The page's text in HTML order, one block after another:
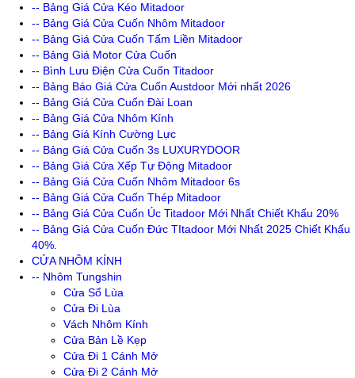
-- Bảng Giá Cửa Kéo Mitadoor
-- Bảng Giá Cửa Cuốn Nhôm Mitadoor
-- Bảng Giá Cửa Cuốn Tấm Liền Mitadoor
-- Bảng Giá Motor Cửa Cuốn
-- Bình Lưu Điện Cửa Cuốn Titadoor
-- Bảng Báo Giá Cửa Cuốn Austdoor Mới nhất 2026
-- Bảng Giá Cửa Cuốn Đài Loan
-- Bảng Giá Cửa Nhôm Kính
-- Bảng Giá Kính Cường Lực
-- Bảng Giá Cửa Cuốn 3s LUXURYDOOR
-- Bảng Giá Cửa Xếp Tự Động Mitadoor
-- Bảng Giá Cửa Cuốn Nhôm Mitadoor 6s
-- Bảng Giá Cửa Cuốn Thép Mitadoor
-- Bảng Giá Cửa Cuốn Úc Titadoor Mới Nhất Chiết Khấu 20%
-- Bảng Giá Cửa Cuốn Đức TItadoor Mới Nhất 2025 Chiết Khấu
40%.
CỬA NHÔM KÍNH
-- Nhôm Tungshin
Cửa Sổ Lùa
Cửa Đi Lùa
Vách Nhôm Kính
Cửa Bản Lề Kẹp
Cửa Đi 1 Cánh Mở
Cửa Đi 2 Cánh Mở